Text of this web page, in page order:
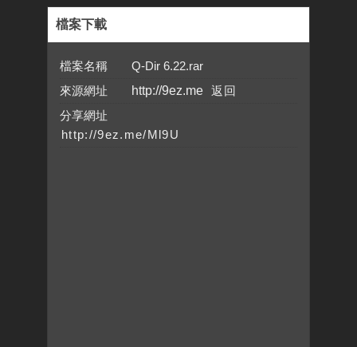
檔案下載
檔案名稱 Q-Dir 6.22.rar
來源網址
http://9ez.me
分享網址